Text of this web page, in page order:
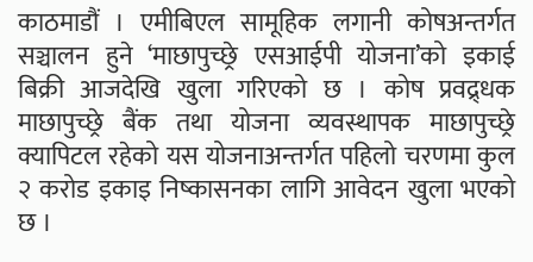
काठमाडौं । एमीबिएल सामूहिक लगानी कोषअन्तर्गत
सञ्चालन हुने ‘माछापुच्छ्रे एसआईपी योजना’को इकाई
बिक्री आजदेखि खुला गरिएको छ । कोष प्रवद्र्धक
माछापुच्छ्रे बैंक तथा योजना व्यवस्थापक माछापुच्छ्रे
क्यापिटल रहेको यस योजनाअन्तर्गत पहिलो चरणमा कुल
२ करोड इकाइ निष्कासनका लागि आवेदन खुला भएको
छ ।